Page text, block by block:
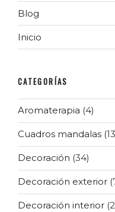
Blog
Inicio
CATEGORÍAS
Aromaterapia (4)
Cuadros mandalas
Decoración (34)
Decoración exterior
Decoración interior